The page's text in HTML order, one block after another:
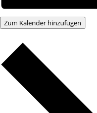
Zum Kalender hinzufügen